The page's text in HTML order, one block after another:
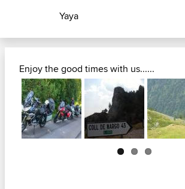
Yaya
Enjoy the good times with us......